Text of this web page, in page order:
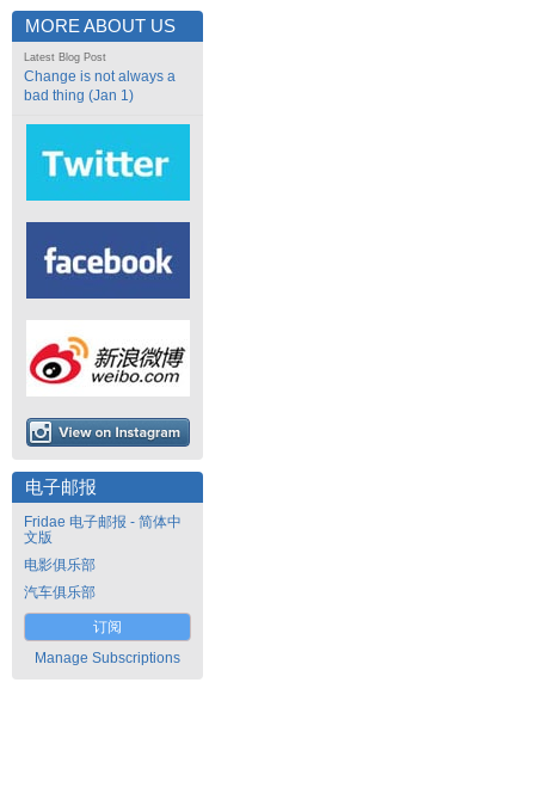
MORE ABOUT US
Latest Blog Post
Change is not always a
bad thing (Jan 1)
电子邮报
Fridae 电子邮报 - 简体中
文版
电影俱乐部
汽车俱乐部
订阅
Manage Subscriptions